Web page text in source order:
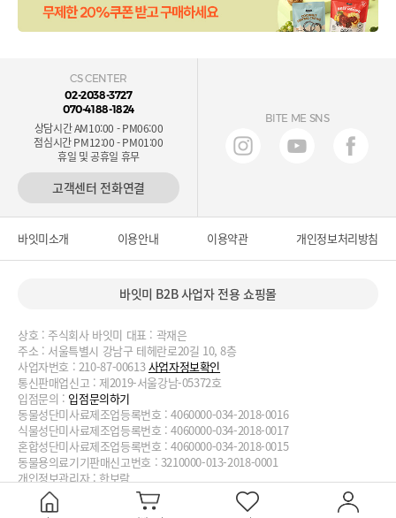
CS CENTER
02-2038-3727
070-4188-1824
상담시간 AM10:00 - PM06:00
점심시간 PM12:00 - PM01:00
휴일 및 공휴일 휴무
고객센터 전화연결
BITE ME SNS
바잇미소개 이용안내 이용약관 개인정보처리방침
바잇미 B2B 사업자 전용 쇼핑몰
상호 : 주식회사 바잇미 대표 : 곽재은
주소 : 서울특별시 강남구 테헤란로20길 10, 8층
사업자번호 : 210-87-00613사업자정보확인
통신판매업신고 : 제2019-서울강남-05372호
입점문의 : 입점문의하기
동물성단미사료제조업등록번호 : 4060000-034-2018-0016
식물성단미사료제조업등록번호 : 4060000-034-2018-0017
혼합성단미사료제조업등록번호 : 4060000-034-2018-0015
동물용의료기기판매신고번호 : 3210000-013-2018-0001
개인정보관리자 : 한보람
대표번호 : 02-2038-3727, 070-4188-1824 이메일 :biteme@biteme.co.kr
copyrightⓒ2020 biteme.co.kr. All Rights Reserved.